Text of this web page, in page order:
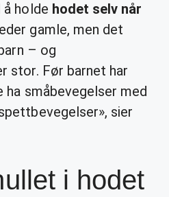
holde hodet selv når
gamle, men det
– og
stor. Før barnet har
småbevegelser med
sier
i hodet